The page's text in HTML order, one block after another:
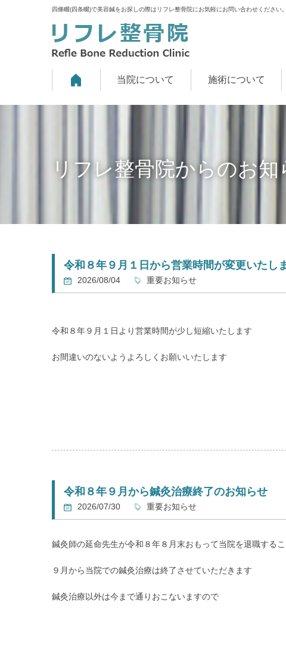
四條畷(四条畷)で美容鍼をお探しの際はリフレ整骨院にお気軽にお問い合わせください。
当院について 施術について
リフレ整骨院からのお知
令和８年９月１日から営業時間が変更いたし
2026/08/04 重要お知らせ
令和８年９月１日より営業時間が少し短縮いたします
お間違いのないようよろしくお願いいたします
令和８年９月から鍼灸治療終了のお知らせ
2026/07/30 重要お知らせ
鍼灸師の延命先生が令和８年８月末おもって当院を退職するこ
９月から当院での鍼灸治療は終了させていただきます
鍼灸治療以外は今まで通りおこないますので